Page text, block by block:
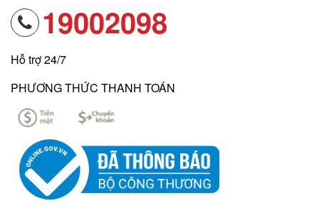
19002098
Hỗ trợ 24/7
PHƯƠNG THỨC THANH TOÁN